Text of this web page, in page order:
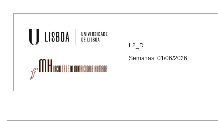
L2_D
Semanas: 01/06/2026